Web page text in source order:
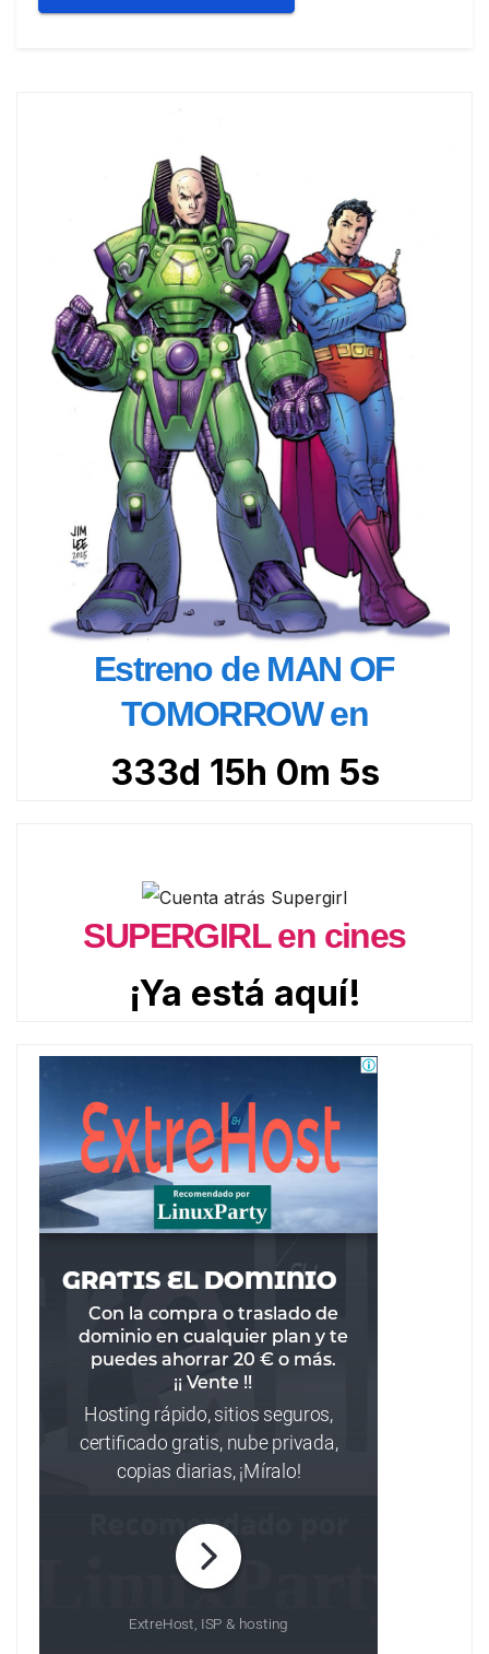
Estreno de MAN OF
TOMORROW en
333d 15h 0m 3s
SUPERGIRL en cines
¡Ya está aquí!